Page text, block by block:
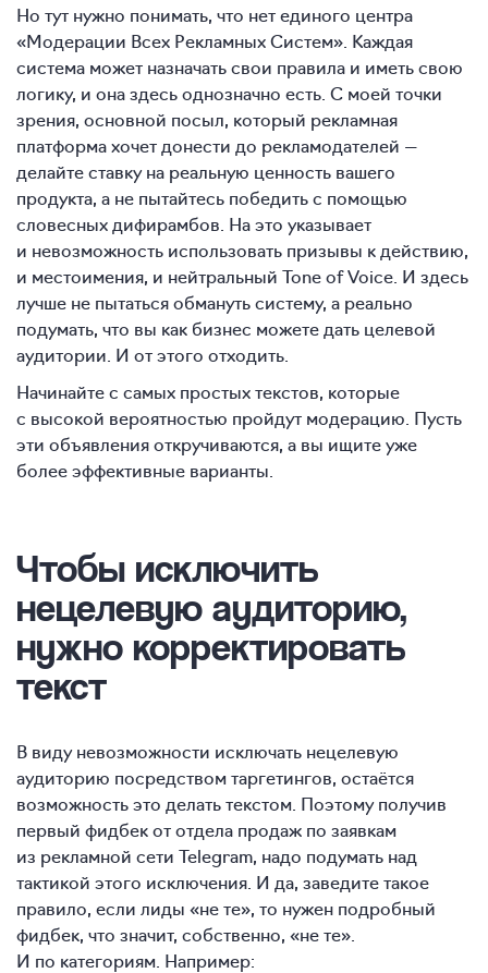
Но тут нужно понимать, что нет единого центра
«Модерации Всех Рекламных Систем». Каждая
система может назначать свои правила и иметь свою
логику, и она здесь однозначно есть. С моей точки
зрения, основной посыл, который рекламная
платформа хочет донести до рекламодателей —
делайте ставку на реальную ценность вашего
продукта, а не пытайтесь победить с помощью
словесных дифирамбов. На это указывает
и невозможность использовать призывы к действию,
и местоимения, и нейтральный Tone of Voice. И здесь
лучше не пытаться обмануть систему, а реально
подумать, что вы как бизнес можете дать целевой
аудитории. И от этого отходить.
Начинайте с самых простых текстов, которые
с высокой вероятностью пройдут модерацию. Пусть
эти объявления откручиваются, а вы ищите уже
более эффективные варианты.
Чтобы исключить
нецелевую аудиторию,
нужно корректировать
текст
В виду невозможности исключать нецелевую
аудиторию посредством таргетингов, остаётся
возможность это делать текстом. Поэтому получив
первый фидбек от отдела продаж по заявкам
из рекламной сети Telegram, надо подумать над
тактикой этого исключения. И да, заведите такое
правило, если лиды «не те», то нужен подробный
фидбек, что значит, собственно, «не те».
И по категориям. Например: